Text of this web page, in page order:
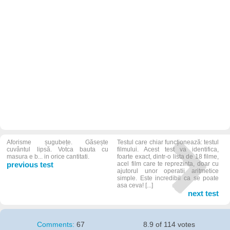
Aforisme șugubețe. Găsește
cuvântul lipsă. Votca bauta cu
masura e b... in orice cantitati.
previous test
Testul care chiar funcționează: testul
filmului. Acest test va identifica,
foarte exact, dintr-o lista de 18 filme,
acel film care te reprezinta, doar cu
ajutorul unor operatii aritmetice
simple. Este incredibil ca se poate
asa ceva! [...]
next test
Comments:67 8.9 of 114 votes